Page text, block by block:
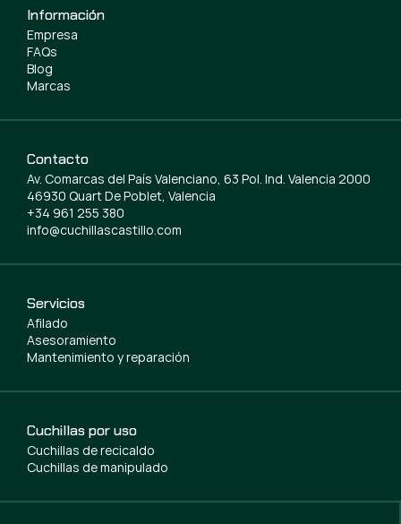
Servicios
Afilado
Asesoramiento
Mantenimiento y reparación
Cuchillas por uso
Cuchillas de recicaldo
Cuchillas de manipulado
Información
Empresa
FAQs
Blog
Marcas
Contacto
Av. Comarcas del País Valenciano, 63 Pol. Ind. Valencia 2000
46930 Quart De Poblet, Valencia
+34 961 255 380
info@cuchillascastillo.com